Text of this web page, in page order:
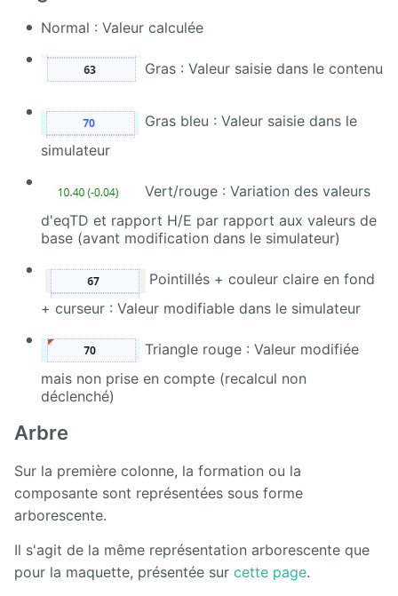
Normal : Valeur calculée
Gras : Valeur saisie dans le contenu
Gras bleu : Valeur saisie dans le
simulateur
Vert/rouge : Variation des valeurs
d'eqTD et rapport H/E par rapport aux valeurs de
base (avant modification dans le simulateur)
Pointillés + couleur claire en fond
+ curseur : Valeur modifiable dans le simulateur
Triangle rouge : Valeur modifiée
mais non prise en compte (recalcul non
déclenché)
Arbre
Sur la première colonne, la formation ou la
composante sont représentées sous forme
arborescente.
Il s'agit de la même représentation arborescente que
pour la maquette, présentée sur cette page.